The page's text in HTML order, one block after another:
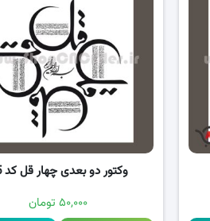
وکتور دو بعدی چهار قل کد 05
۵۰,۰۰۰ تومان